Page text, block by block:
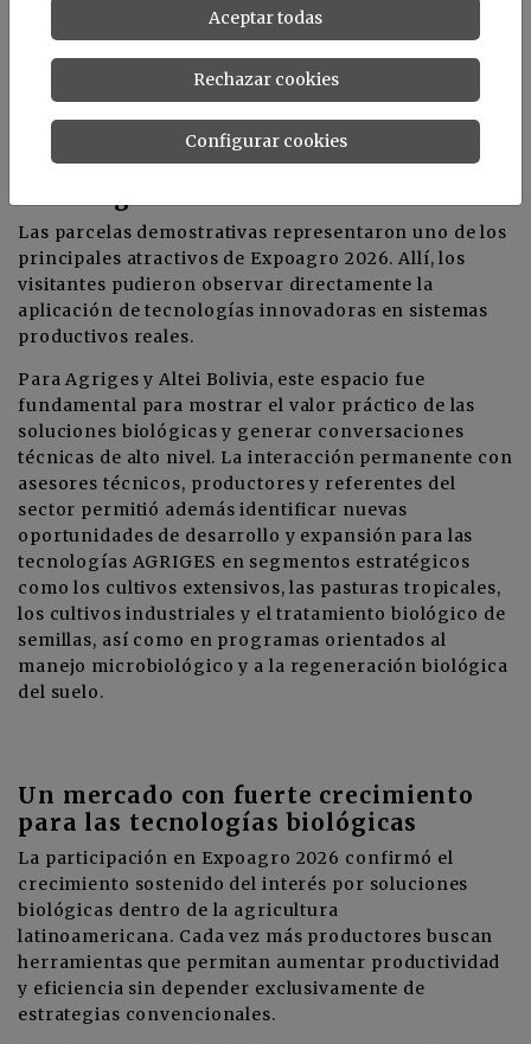
herramientas biológicas capaces de complementar
los esquemas tradicionales de fertilización y
protección vegetal.
Parcelas demostrativas y validación
Las parcelas demostrativas representaron uno de los
principales atractivos de Expoagro 2026. Allí, los
visitantes pudieron observar directamente la
aplicación de tecnologías innovadoras en sistemas
productivos reales.
Para Agriges y Altei Bolivia, este espacio fue
fundamental para mostrar el valor práctico de las
soluciones biológicas y generar conversaciones
técnicas de alto nivel. La interacción permanente con
asesores técnicos, productores y referentes del
sector permitió además identificar nuevas
oportunidades de desarrollo y expansión para las
tecnologías AGRIGES en segmentos estratégicos
como los cultivos extensivos, las pasturas tropicales,
los cultivos industriales y el tratamiento biológico de
semillas, así como en programas orientados al
manejo microbiológico y a la regeneración biológica
del suelo.
Un mercado con fuerte crecimiento
para las tecnologías biológicas
La participación en Expoagro 2026 confirmó el
crecimiento sostenido del interés por soluciones
biológicas dentro de la agricultura
latinoamericana. Cada vez más productores buscan
herramientas que permitan aumentar productividad
y eficiencia sin depender exclusivamente de
estrategias convencionales.
Aceptar todas
Rechazar cookies
Configurar cookies